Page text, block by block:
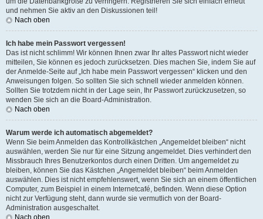
und nehmen Sie aktiv an den Diskussionen teil!
Nach oben
Ich habe mein Passwort vergessen!
Das ist nicht schlimm! Wir können Ihnen zwar Ihr altes Passwort nicht wieder
mitteilen, Sie können es jedoch zurücksetzen. Dies machen Sie, indem Sie auf
der Anmelde-Seite auf „Ich habe mein Passwort vergessen“ klicken und den
Anweisungen folgen. So sollten Sie sich schnell wieder anmelden können.
Sollten Sie trotzdem nicht in der Lage sein, Ihr Passwort zurückzusetzen, so
wenden Sie sich an die Board-Administration.
Nach oben
Warum werde ich automatisch abgemeldet?
Wenn Sie beim Anmelden das Kontrollkästchen „Angemeldet bleiben“ nicht
auswählen, werden Sie nur für eine Sitzung angemeldet. Dies verhindert den
Missbrauch Ihres Benutzerkontos durch einen Dritten. Um angemeldet zu
bleiben, können Sie das Kästchen „Angemeldet bleiben“ beim Anmelden
auswählen. Dies ist nicht empfehlenswert, wenn Sie sich an einem öffentlichen
Computer, zum Beispiel in einem Internetcafé, befinden. Wenn diese Option
nicht zur Verfügung steht, dann wurde sie vermutlich von der Board-
Administration ausgeschaltet.
Nach oben